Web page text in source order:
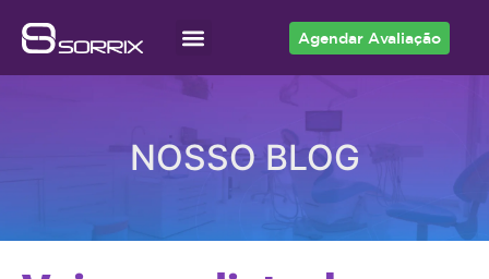
Agendar Avaliação
NOSSO BLOG